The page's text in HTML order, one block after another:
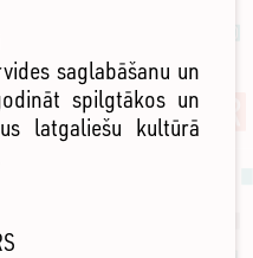
saglabāšanu un
spilgtākos un
latgaliešu kultūrā